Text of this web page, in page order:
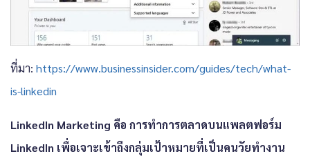
ที่มา: https://www.businessinsider.com/guides/tech/what-
is-linkedin
LinkedIn Marketing คือ การทำการตลาดบนแพลตฟอร์ม
LinkedIn เพื่อเจาะเข้าถึงกลุ่มเป้าหมายที่เป็นคนวัยทำงาน